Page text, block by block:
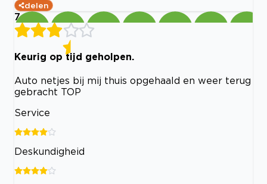
delen
7
Keurig op tijd geholpen.
Auto netjes bij mij thuis opgehaald en weer terug
gebracht TOP
Service
Deskundigheid